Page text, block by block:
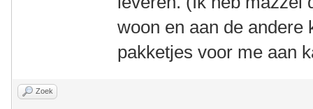
woon en aan de andere
pakketjes voor me aan
Zoek